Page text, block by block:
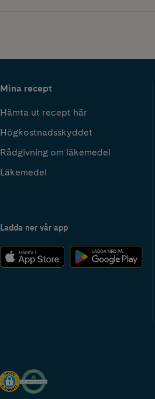
Mina recept
Hämta ut recept här
Högkostnadsskyddet
Rådgivning om läkemedel
Läkemedel
Ladda ner vår app